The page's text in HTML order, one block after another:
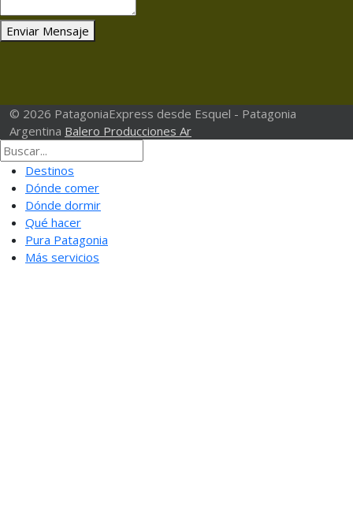
Enviar Mensaje
© 2026 PatagoniaExpress desde Esquel - Patagonia
Argentina Balero Producciones Ar
Destinos
Dónde comer
Dónde dormir
Qué hacer
Pura Patagonia
Más servicios